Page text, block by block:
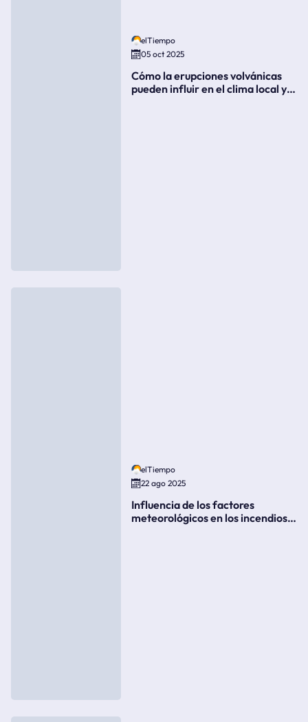
elTiempo
05 oct 2025
Cómo la erupciones volvánicas
pueden influir en el clima local y
elTiempo
22 ago 2025
Influencia de los factores
meteorológicos en los incendios